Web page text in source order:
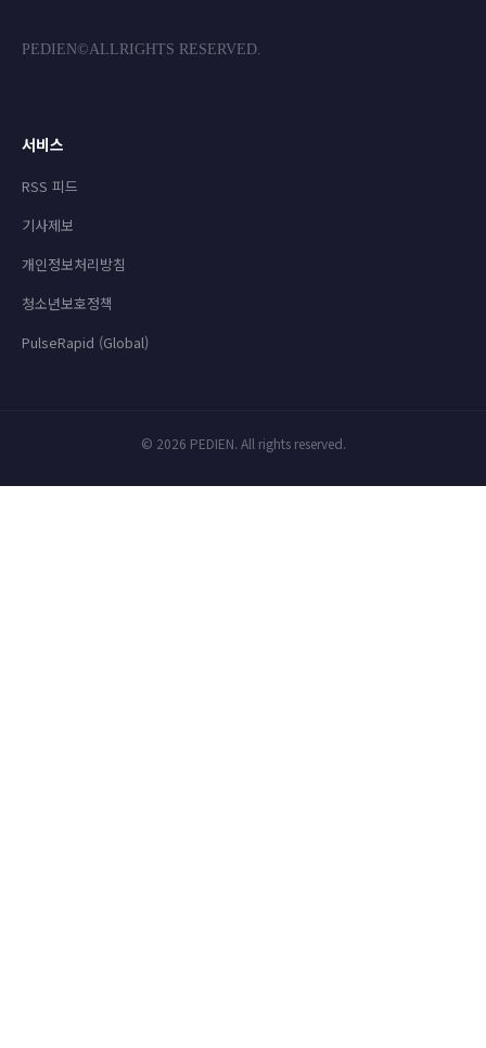
PEDIEN©ALLRIGHTS RESERVED.
서비스
RSS 피드
기사제보
개인정보처리방침
청소년보호정책
PulseRapid (Global)
© 2026 PEDIEN. All rights reserved.